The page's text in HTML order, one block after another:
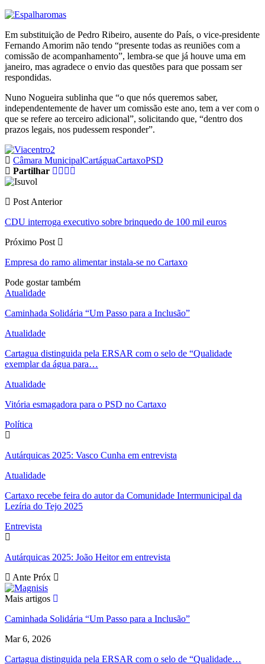
Em substituição de Pedro Ribeiro, ausente do País, o vice-presidente
Fernando Amorim não tendo “presente todas as reuniões com a
comissão de acompanhamento”, lembra-se que já houve uma em
janeiro, mas agradece o envio das questões para que possam ser
respondidas.
Nuno Nogueira sublinha que “o que nós queremos saber,
independentemente de haver um comissão este ano, tem a ver com o
que se refere ao terceiro adicional”, solicitando que, “dentro dos
prazos legais, nos pudessem responder”.
Câmara MunicipalCartáguaCartaxoPSD
Partilhar
Post Anterior
CDU interroga executivo sobre brinquedo de 100 mil euros
Próximo Post
Empresa do ramo alimentar instala-se no Cartaxo
Pode gostar também
Atualidade
Caminhada Solidária “Um Passo para a Inclusão”
Atualidade
Cartagua distinguida pela ERSAR com o selo de “Qualidade
exemplar da água para…
Atualidade
Vitória esmagadora para o PSD no Cartaxo
Política
Autárquicas 2025: Vasco Cunha em entrevista
Atualidade
Cartaxo recebe feira do autor da Comunidade Intermunicipal da
Lezíria do Tejo 2025
Entrevista
Autárquicas 2025: João Heitor em entrevista
Ante Próx
Mais artigos
Caminhada Solidária “Um Passo para a Inclusão”
Mar 6, 2026
Cartagua distinguida pela ERSAR com o selo de “Qualidade…